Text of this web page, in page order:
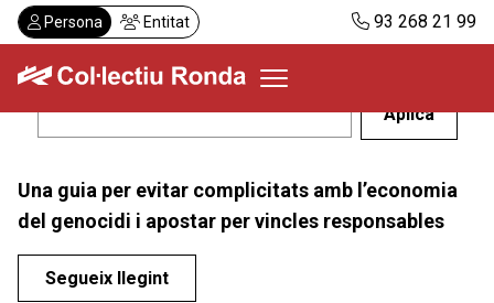
Vés
al
contingut
Persona Entitat 93 268 21 99
Serveis
Actualitat
Despatxos
Demanar visita
Una guia per evitar complicitats amb l’economia
del genocidi i apostar per vincles responsables
Segueix llegint